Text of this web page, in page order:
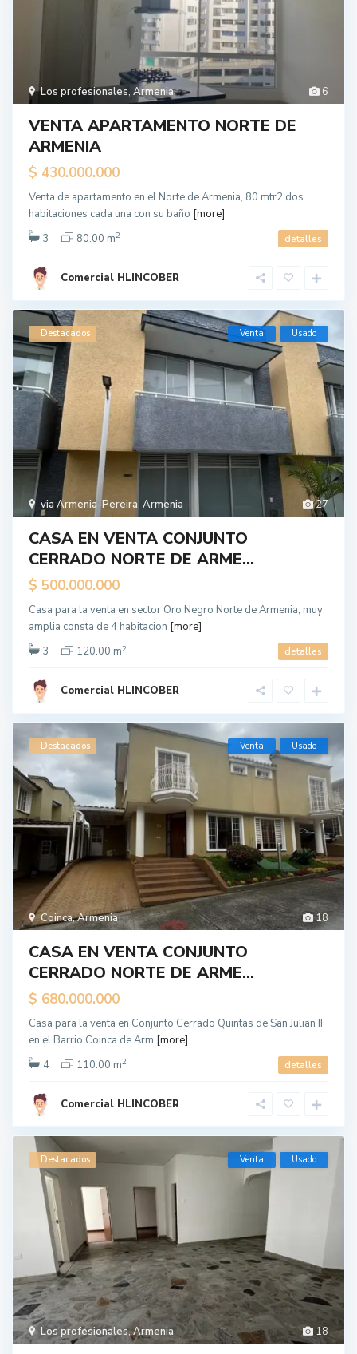
6
Los profesionales, Armenia
VENTA APARTAMENTO NORTE DE
ARMENIA
$ 430.000.000
Venta de apartamento en el Norte de Armenia, 80 mtr2 dos
habitaciones cada una con su baño [more]
3
80.00 m2 detalles
Comercial HLINCOBER
27
via Armenia-Pereira, Armenia
Destacados Venta Usado
CASA EN VENTA CONJUNTO
CERRADO NORTE DE ARME...
$ 500.000.000
Casa para la venta en sector Oro Negro Norte de Armenia, muy
amplia consta de 4 habitacion [more]
3
120.00 m2 detalles
Comercial HLINCOBER
18
Coinca,Armenia
Destacados Venta Usado
CASA EN VENTA CONJUNTO
CERRADO NORTE DE ARME...
$ 680.000.000
Casa para la venta en Conjunto Cerrado Quintas de San Julian II
en el Barrio Coinca de Arm [more]
4
110.00 m2 detalles
Comercial HLINCOBER
18
Los profesionales,Armenia
Destacados Venta Usado